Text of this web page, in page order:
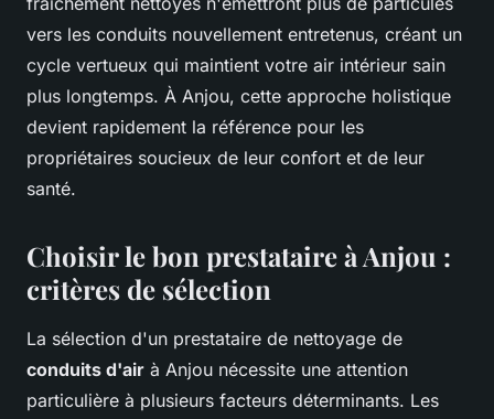
vers les conduits nouvellement entretenus, créant un
cycle vertueux qui maintient votre air intérieur sain
plus longtemps. À Anjou, cette approche holistique
devient rapidement la référence pour les
propriétaires soucieux de leur confort et de leur
santé.
Choisir le bon prestataire à Anjou :
critères de sélection
La sélection d'un prestataire de nettoyage de
conduits d'air à Anjou nécessite une attention
particulière à plusieurs facteurs déterminants. Les